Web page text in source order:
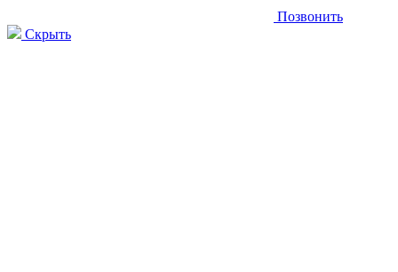
Позвонить
Скрыть